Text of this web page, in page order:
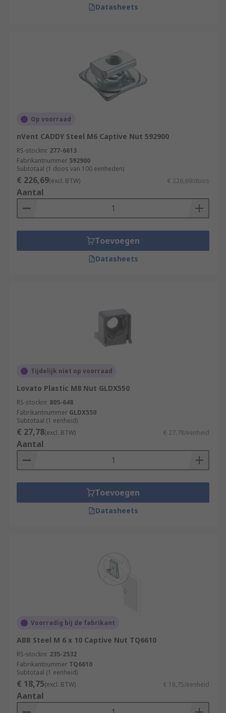
Datasheets
Op voorraad
nVent CADDY Steel M6 Captive Nut 592900
RS-stocknr. 277-6613
Fabrikantnummer 592900
Subtotaal (1 doos van 100 eenheden)
€ 226,69(excl. BTW) € 226,69/doos
Aantal
Toevoegen
Datasheets
Tijdelijk niet op voorraad
Lovato Plastic M8 Nut GLDX550
RS-stocknr. 805-648
Fabrikantnummer GLDX550
Subtotaal (1 eenheid)
€ 27,78(excl. BTW) € 27,78/eenheid
Aantal
Toevoegen
Datasheets
Voorradig bij de fabrikant
ABB Steel M 6 x 10 Captive Nut TQ6610
RS-stocknr. 235-2532
Fabrikantnummer TQ6610
Subtotaal (1 eenheid)
€ 18,75(excl. BTW) € 18,75/eenheid
Aantal